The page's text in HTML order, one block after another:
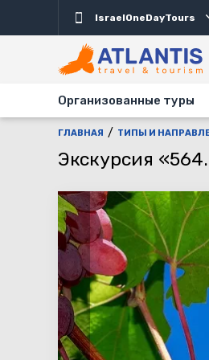
IsraelOneDayTours
Организованные туры
ГЛАВНАЯ ТИПЫ И
Экскурсия
Описание Важно